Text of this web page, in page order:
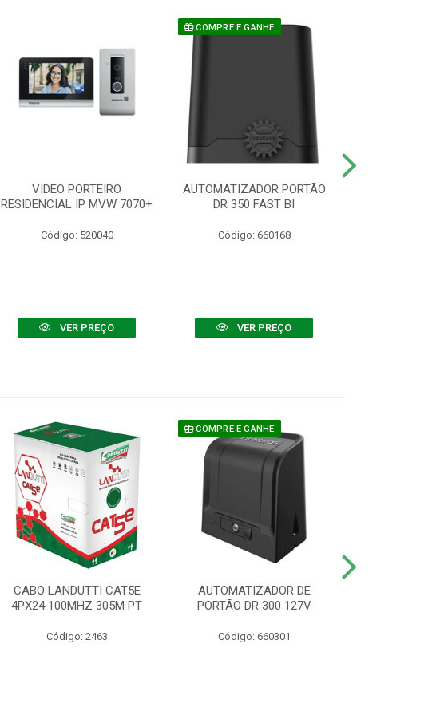
VIDEO PORTEIRO
RESIDENCIAL IP MVW 7070+
Código: 520040
VER PREÇO
COMPRE E GANHE
AUTOMATIZADOR PORTÃO
DR 350 FAST BI
Código: 660168
VER PREÇO
CABO LANDUTTI CAT5E
4PX24 100MHZ 305M PT
Código: 2463
COMPRE E GANHE
AUTOMATIZADOR DE
PORTÃO DR 300 127V
Código: 660301